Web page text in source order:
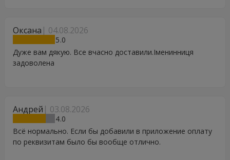
Оксана 04.08.2026
5
Дуже вам дякую. Все вчасно доставили.Іменинниця
задоволена
Андрей 03.08.2026
4
Всё нормально. Если бы добавили в приложение оплату
по реквизитам было бы вообще отлично.